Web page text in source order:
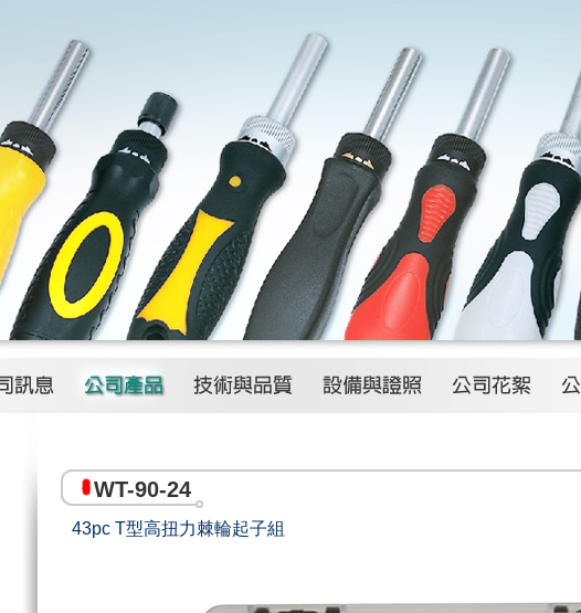
WT-90-24
43pc T型高扭力棘輪起子組